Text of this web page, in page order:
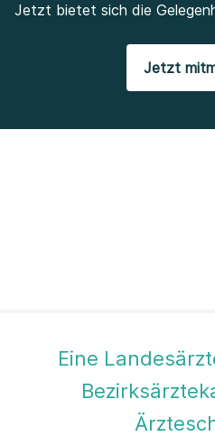
Jetzt bietet sich die
Jetzt
Eine